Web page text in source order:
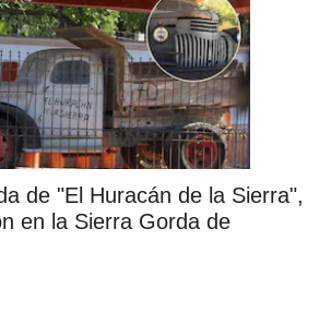
de "El Huracán de la Sierra",
en la Sierra Gorda de